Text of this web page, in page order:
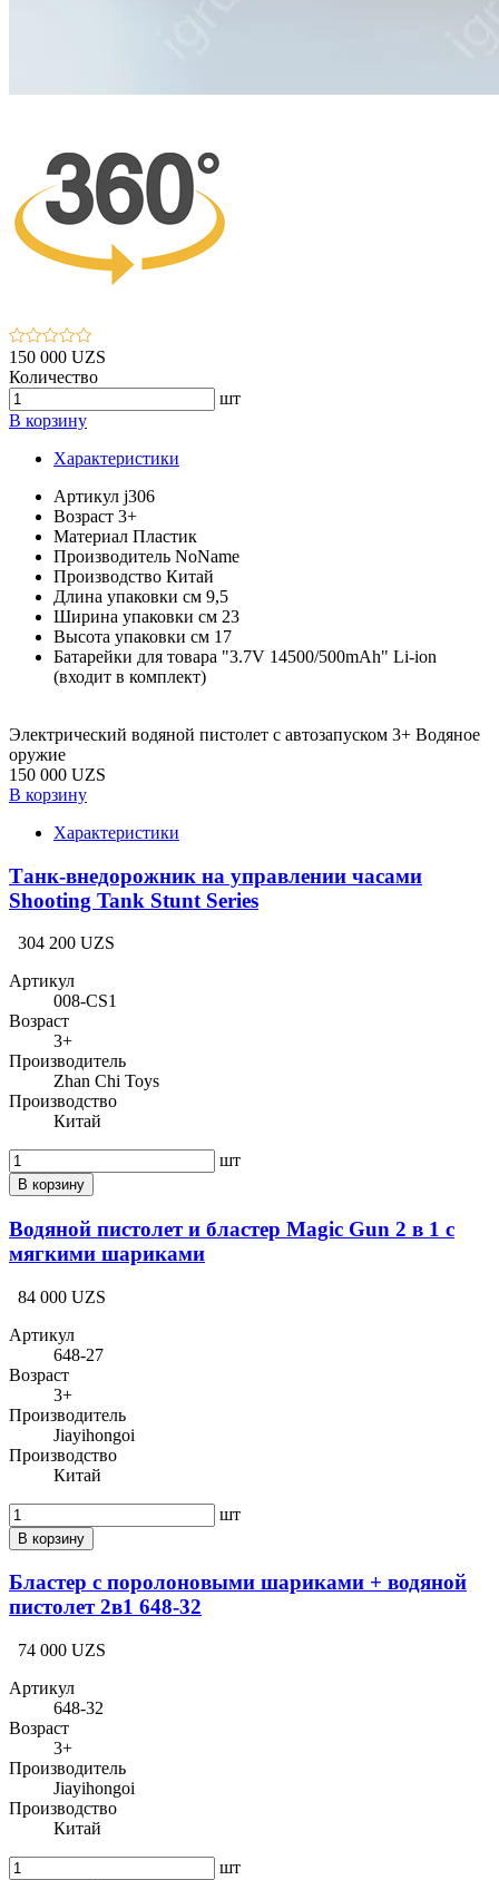
150 000 UZS
Количество
шт
В корзину
Характеристики
Артикул j306
Возраст 3+
Материал Пластик
Производитель NoName
Производство Китай
Длина упаковки см 9,5
Ширина упаковки см 23
Высота упаковки см 17
Батарейки для товара "3.7V 14500/500mAh" Li-ion
(входит в комплект)
Электрический водяной пистолет с автозапуском 3+ Водяное
оружие
150 000 UZS
В корзину
Характеристики
Танк-внедорожник на управлении часами
Shooting Tank Stunt Series
304 200 UZS
Артикул
008-CS1
Возраст
3+
Производитель
Zhan Chi Toys
Производство
Китай
шт
В корзину
Водяной пистолет и бластер Magic Gun 2 в 1 с
мягкими шариками
84 000 UZS
Артикул
648-27
Возраст
3+
Производитель
Jiayihongoi
Производство
Китай
шт
В корзину
Бластер с поролоновыми шариками + водяной
пистолет 2в1 648-32
74 000 UZS
Артикул
648-32
Возраст
3+
Производитель
Jiayihongoi
Производство
Китай
шт